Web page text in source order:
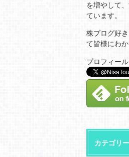
を増やして
ています。
株ブログ好
て皆様にわ
プロフィー
カテゴリー